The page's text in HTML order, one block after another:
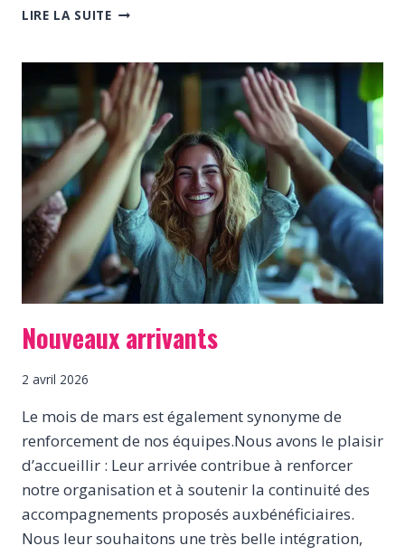
LIRE LA SUITENOTRE
LISIBILITÉ,
QUALITÉ
ET
COORDINATION
Nouveaux arrivants
2 avril 2026
Le mois de mars est également synonyme de
renforcement de nos équipes.Nous avons le plaisir
d’accueillir : Leur arrivée contribue à renforcer
notre organisation et à soutenir la continuité des
accompagnements proposés auxbénéficiaires.
Nous leur souhaitons une très belle intégration,